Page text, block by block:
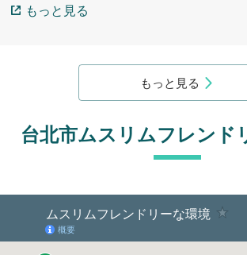
もっと見る
もっと見る
台北市ムスリムフレンド